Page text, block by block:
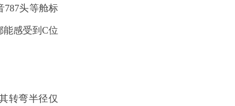
787头等舱标
能感受到C位
转弯半径仅